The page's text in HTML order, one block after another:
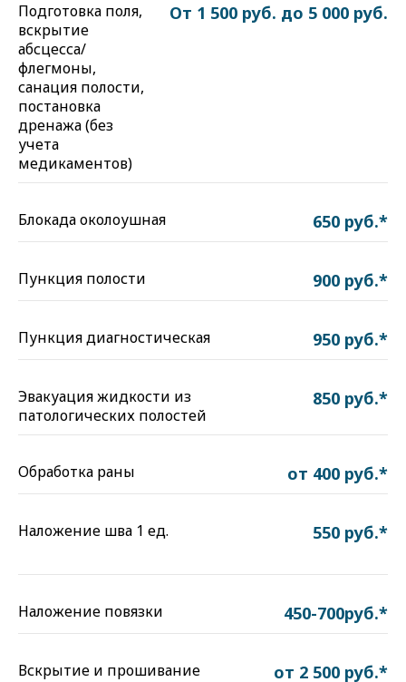
Подготовка поля,
вскрытие
абсцесса/
флегмоны,
санация полости,
постановка
дренажа (без
учета
медикаментов)
От 1 500 руб. до 5 000 руб.
Блокада околоушная 650 руб.*
Пункция полости 900 руб.*
Пункция диагностическая 950 руб.*
Эвакуация жидкости из
патологических полостей
850 руб.*
Обработка раны от 400 руб.*
Наложение шва 1 ед. 550 руб.*
Наложение повязки 450-700руб.*
Вскрытие и прошивание
от 2 500 руб.*